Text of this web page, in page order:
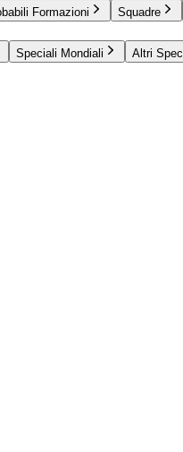
Formazioni Squadre
Speciali Mondiali Altri